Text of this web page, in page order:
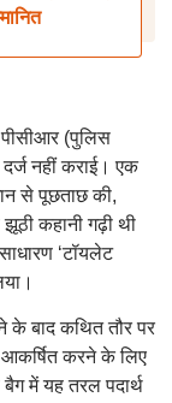
(पुलिस
नहीं कराई। एक
से पूछताछ की,
कहानी गढ़ी थी
‘टॉयलेट
के बाद कथित तौर पर
करने के लिए
में यह तरल पदार्थ